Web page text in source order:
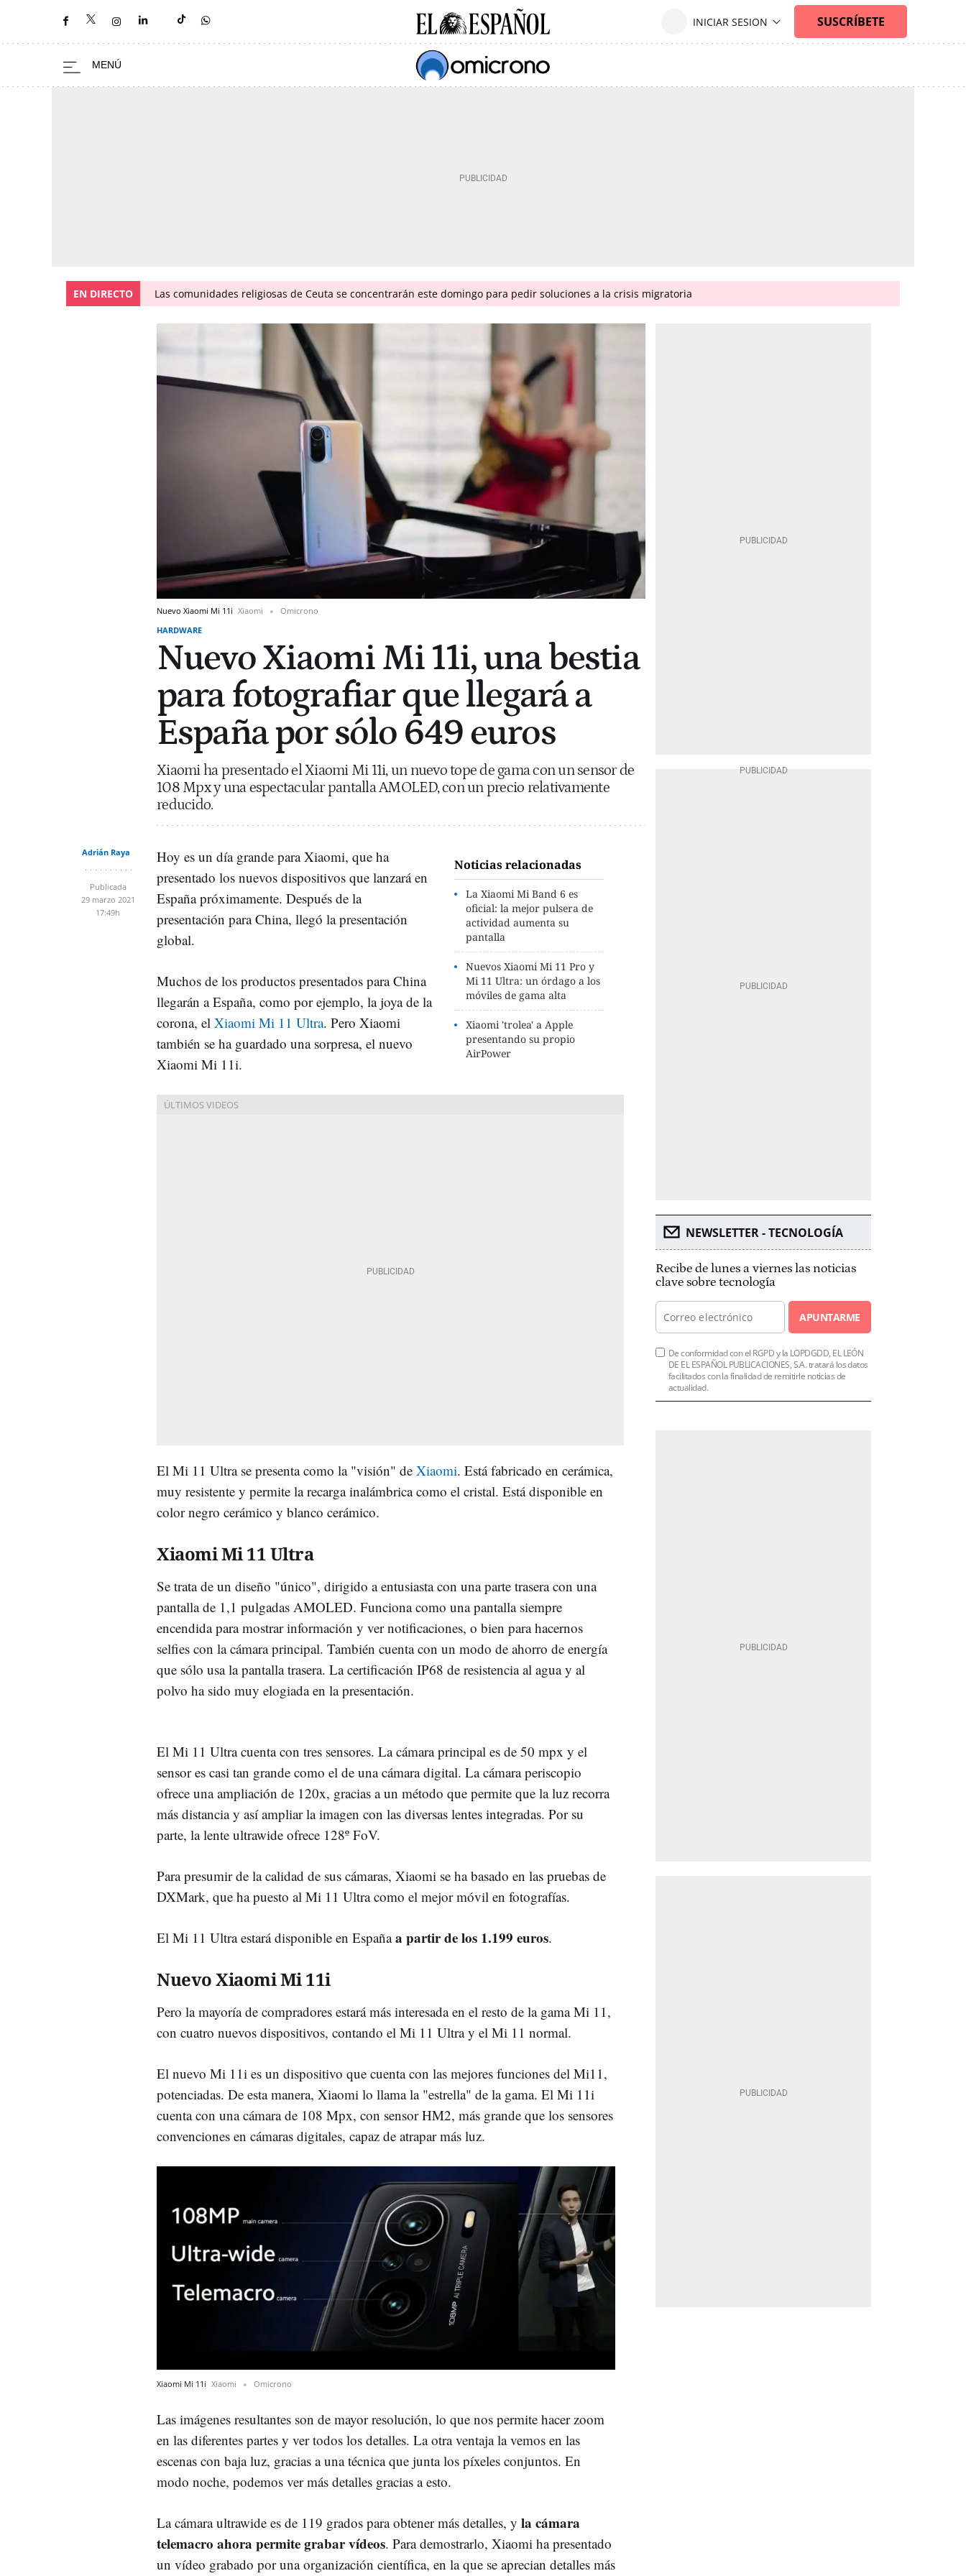
EN DIRECTO Las comunidades religiosas de Ceuta se concentrarán este domingo para pedir soluciones a la crisis migratoria
Nuevo Xiaomi Mi 11i Xiaomi
Omicrono
HARDWARE
Nuevo Xiaomi Mi 11i, una bestia
para fotografiar que llegará a
España por sólo 649 euros
Xiaomi ha presentado el Xiaomi Mi 11i, un nuevo tope de gama con un sensor de
108 Mpx y una espectacular pantalla AMOLED, con un precio relativamente
reducido.
Adrián Raya
Publicada
29 marzo 2021
17:49h
Noticias relacionadas
La Xiaomi Mi Band 6 es
oficial: la mejor pulsera de
actividad aumenta su
pantalla
Nuevos Xiaomi Mi 11 Pro y
Mi 11 Ultra: un órdago a los
móviles de gama alta
Xiaomi 'trolea' a Apple
presentando su propio
AirPower
Hoy es un día grande para Xiaomi, que ha
presentado los nuevos dispositivos que lanzará en
España próximamente. Después de la
presentación para China, llegó la presentación
global.
Muchos de los productos presentados para China
llegarán a España, como por ejemplo, la joya de la
corona, el Xiaomi Mi 11 Ultra. Pero Xiaomi
también se ha guardado una sorpresa, el nuevo
Xiaomi Mi 11i.
El Mi 11 Ultra se presenta como la "visión" de Xiaomi. Está fabricado en cerámica,
muy resistente y permite la recarga inalámbrica como el cristal. Está disponible en
color negro cerámico y blanco cerámico.
Xiaomi Mi 11 Ultra
Se trata de un diseño "único", dirigido a entusiasta con una parte trasera con una
pantalla de 1,1 pulgadas AMOLED. Funciona como una pantalla siempre
encendida para mostrar información y ver notificaciones, o bien para hacernos
selfies con la cámara principal. También cuenta con un modo de ahorro de energía
que sólo usa la pantalla trasera. La certificación IP68 de resistencia al agua y al
polvo ha sido muy elogiada en la presentación.
El Mi 11 Ultra cuenta con tres sensores. La cámara principal es de 50 mpx y el
sensor es casi tan grande como el de una cámara digital. La cámara periscopio
ofrece una ampliación de 120x, gracias a un método que permite que la luz recorra
más distancia y así ampliar la imagen con las diversas lentes integradas. Por su
parte, la lente ultrawide ofrece 128º FoV.
Para presumir de la calidad de sus cámaras, Xiaomi se ha basado en las pruebas de
DXMark, que ha puesto al Mi 11 Ultra como el mejor móvil en fotografías.
El Mi 11 Ultra estará disponible en Españaa partir de los 1.199 euros.
Nuevo Xiaomi Mi 11i
Pero la mayoría de compradores estará más interesada en el resto de la gama Mi 11,
con cuatro nuevos dispositivos, contando el Mi 11 Ultra y el Mi 11 normal.
El nuevo Mi 11i es un dispositivo que cuenta con las mejores funciones del Mi11,
potenciadas. De esta manera, Xiaomi lo llama la "estrella" de la gama. El Mi 11i
cuenta con una cámara de 108 Mpx, con sensor HM2, más grande que los sensores
convenciones en cámaras digitales, capaz de atrapar más luz.
Xiaomi Mi 11i Xiaomi Omicrono
Las imágenes resultantes son de mayor resolución, lo que nos permite hacer zoom
en las diferentes partes y ver todos los detalles. La otra ventaja la vemos en las
escenas con baja luz, gracias a una técnica que junta los píxeles conjuntos. En
modo noche, podemos ver más detalles gracias a esto.
La cámara ultrawide es de 119 grados para obtener más detalles, y la cámara
telemacro ahora permite grabar vídeos. Para demostrarlo, Xiaomi ha presentado
un vídeo grabado por una organización científica, en la que se aprecian detalles más
NEWSLETTER - TECNOLOGÍA
Recibe de lunes a viernes las noticias
clave sobre tecnología
APUNTARME
De conformidad con el RGPD y la LOPDGDD, EL LEÓN
DE EL ESPAÑOL PUBLICACIONES, S.A. tratará los datos
facilitados con la finalidad de remitirle noticias de
actualidad.